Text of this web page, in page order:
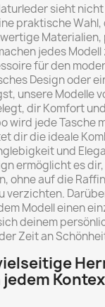
sieht
praktische
Materialien,
jedes Modell
für den
Design oder
unsere Modelle
dir Komfort
wird jede Tasche
dir die ideale
und
ermöglicht es
ohne auf die
verzichten.
Modell einen
deinem
Zeit an